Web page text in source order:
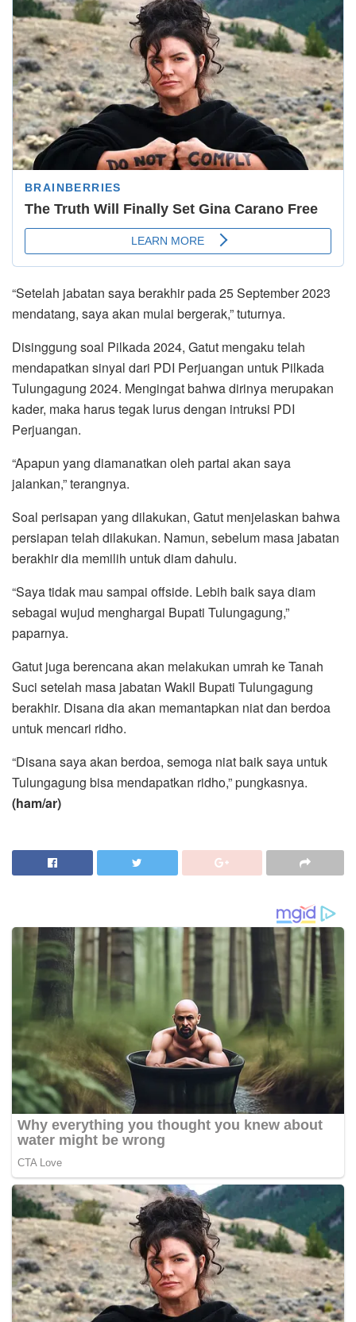
“Setelah jabatan saya berakhir pada 25 September 2023
mendatang, saya akan mulai bergerak,” tuturnya.
Disinggung soal Pilkada 2024, Gatut mengaku telah
mendapatkan sinyal dari PDI Perjuangan untuk Pilkada
Tulungagung 2024. Mengingat bahwa dirinya merupakan
kader, maka harus tegak lurus dengan intruksi PDI
Perjuangan.
“Apapun yang diamanatkan oleh partai akan saya
jalankan,” terangnya.
Soal perisapan yang dilakukan, Gatut menjelaskan bahwa
persiapan telah dilakukan. Namun, sebelum masa jabatan
berakhir dia memilih untuk diam dahulu.
“Saya tidak mau sampai offside. Lebih baik saya diam
sebagai wujud menghargai Bupati Tulungagung,”
paparnya.
Gatut juga berencana akan melakukan umrah ke Tanah
Suci setelah masa jabatan Wakil Bupati Tulungagung
berakhir. Disana dia akan memantapkan niat dan berdoa
untuk mencari ridho.
“Disana saya akan berdoa, semoga niat baik saya untuk
Tulungagung bisa mendapatkan ridho,” pungkasnya.
(ham/ar)